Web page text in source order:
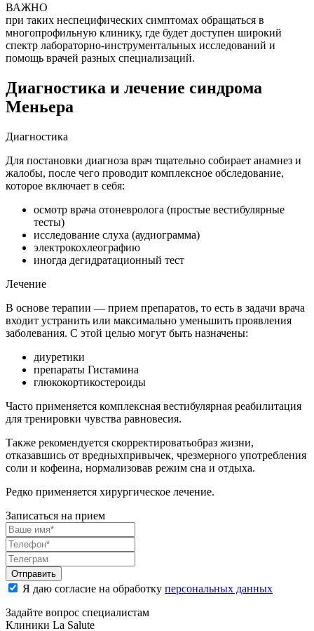
ВАЖНО
при таких неспецифических симптомах обращаться в
многопрофильную клинику, где будет доступен широкий
спектр лабораторно-инструментальных исследований и
помощь врачей разных специализаций.
Диагностика и лечение синдрома
Меньера
Диагностика
Для постановки диагноза врач тщательно собирает анамнез и
жалобы, после чего проводит комплексное обследование,
которое включает в себя:
осмотр врача отоневролога (простые вестибулярные
тесты)
исследование слуха (аудиограмма)
электрокохлеографию
иногда дегидратационный тест
Лечение
В основе терапии — прием препаратов, то есть в задачи врача
входит устранить или максимально уменьшить проявления
заболевания. С этой целью могут быть назначены:
диуретики
препараты Гистамина
глюкокортикостероиды
Часто применяется комплексная вестибулярная реабилитация
для тренировки чувства равновесия.
Также рекомендуется скорректироватьобраз жизни,
отказавшись от вредныхпривычек, чрезмерного употребления
соли и кофеина, нормализовав режим сна и отдыха.
Редко применяется хирургическое лечение.
Записаться на прием
Отправить
Я даю согласие на обработку персональных данных
Задайте вопрос специалистам
Клиники La Salute